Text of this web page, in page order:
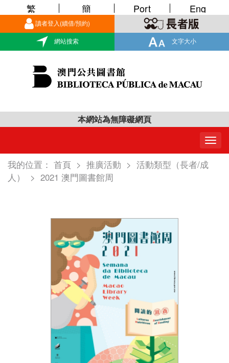
讀者登入(續借/預約)
網站搜索 文字大小
繁 簡 Port Eng
本網站為無障礙網頁
我的位置： 首頁 > 推廣活動 > 活動類型（長者/成
人）
> 2021 澳門圖書館周